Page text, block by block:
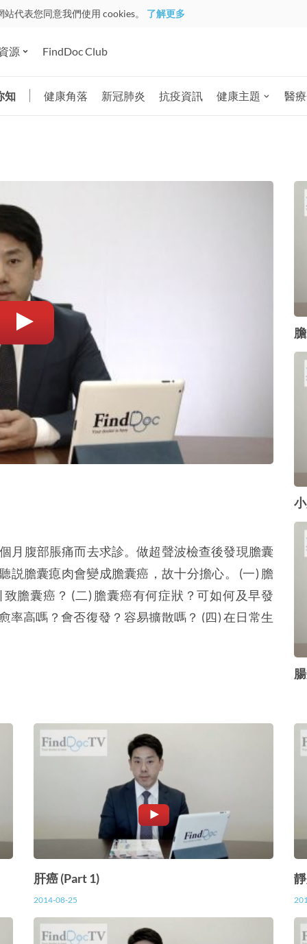
代表您同意我們使用 cookies。 了解更多
源 FindDoc Club
知 健康角落 新冠肺炎 抗疫資訊 健康主題 醫
月腹部脹痛而去求診。做超聲波檢查後發現膽囊
説膽囊瘜肉會變成膽囊癌，故十分擔心。 (一) 膽
膽囊癌？ (二) 膽囊癌有何症狀？可如何及早發
率高嗎？會否復發？容易擴散嗎？ (四) 在日常生
肝癌 (Part 1)
2014-08-25